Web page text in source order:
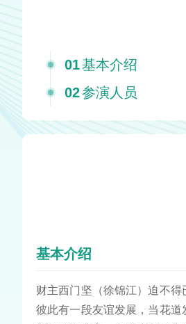
01基本介绍
02参演人员
基本介绍
财主西门坚（徐锦江）迫不
彼此有一段友谊发展，当花道